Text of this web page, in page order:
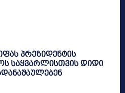
პრეზიდენტის
საყვარლისთვის დიდი